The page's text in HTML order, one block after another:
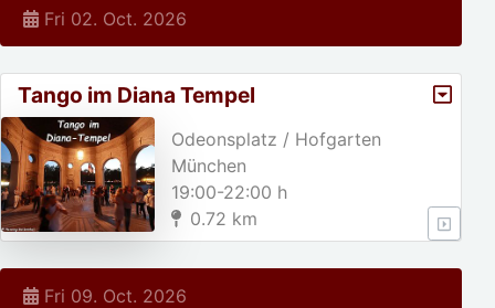
Fri 02. Oct. 2026
Tango im Diana Tempel
Odeonsplatz / Hofgarten
München
19:00-22:00 h
0.72 km
Fri 09. Oct. 2026